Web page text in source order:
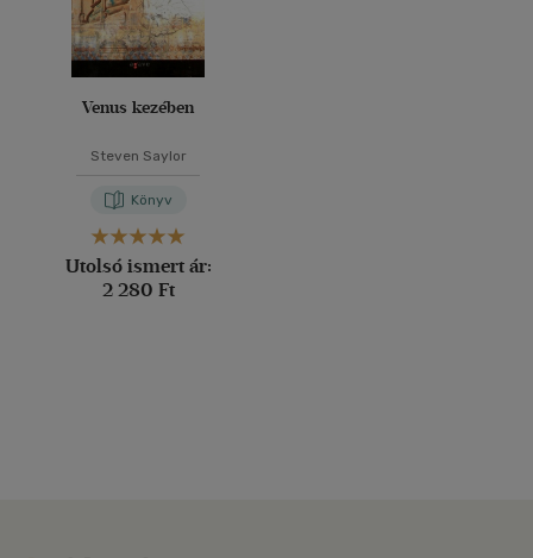
Venus kezében
Steven Saylor
Könyv
Utolsó ismert ár:
2 280 Ft